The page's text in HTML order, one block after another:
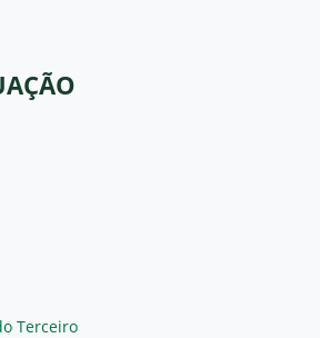
Terceiro